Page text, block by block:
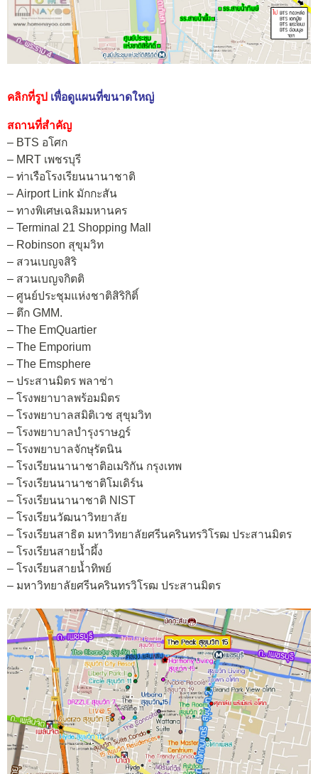
คลิกที่รูป เพื่อดูแผนที่ขนาดใหญ่
สถานที่สำคัญ
– BTS อโศก
– MRT เพชรบุรี
– ท่าเรือโรงเรียนนานาชาติ
– Airport Link มักกะสัน
– ทางพิเศษเฉลิมมหานคร
– Terminal 21 Shopping Mall
– Robinson สุขุมวิท
– สวนเบญจสิริ
– สวนเบญจกิตติ
– ศูนย์ประชุมแห่งชาติสิริกิติ์
– ตึก GMM.
– The EmQuartier
– The Emporium
– The Emsphere
– ประสานมิตร พลาซ่า
– โรงพยาบาลพร้อมมิตร
– โรงพยาบาลสมิติเวช สุขุมวิท
– โรงพยาบาลบำรุงราษฎร์
– โรงพยาบาลจักษุรัตนิน
– โรงเรียนนานาชาติอเมริกัน กรุงเทพ
– โรงเรียนนานาชาติโมเดิร์น
– โรงเรียนนานาชาติ NIST
– โรงเรียนวัฒนาวิทยาลัย
– โรงเรียนสาธิต มหาวิทยาลัยศรีนครินทรวิโรฒ ประสานมิตร
– โรงเรียนสายน้ำผึ้ง
– โรงเรียนสายน้ำทิพย์
– มหาวิทยาลัยศรีนครินทรวิโรฒ ประสานมิตร